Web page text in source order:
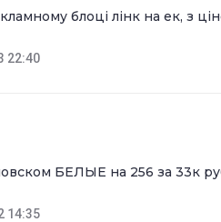
блоці лінк на ек, з
22:40
БЕЛЫЕ на 256 за 33к
14:35